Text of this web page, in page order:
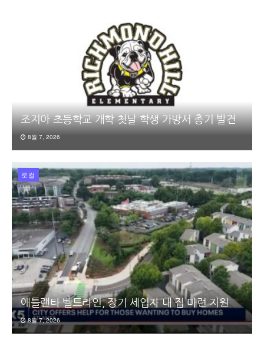
조지아 초등학교 개학 첫날 학생 가방서 총기 발견
8월 7, 2026
로컬
애틀랜타 벨트라인, 장기 세입자 내 집 마련 지원
8월 7, 2026